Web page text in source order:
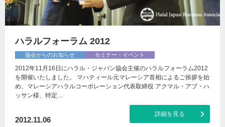
ハラルフォーラム 2012
協会からのお知らせ セミナー・イベント
2012年11月16日にハラル・ジャパン協会主催のハラルフォーラム2012
を開催いたしました。 マハティール元マレーシア首相によるご挨拶を始
め、マレーシアハラルコーポレーション代表取締役 アクマル・アブ・ハ
ッサン様、特定…
2012.11.06
詳細を見る